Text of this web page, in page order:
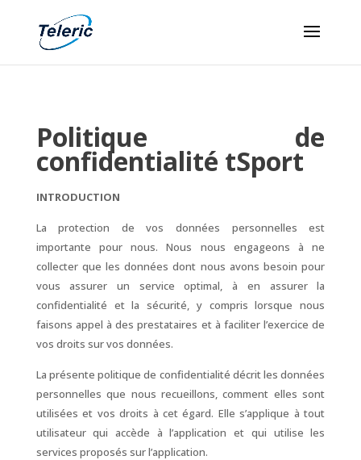
Politique de
confidentialité tSport
INTRODUCTION
La protection de vos données personnelles est
importante pour nous. Nous nous engageons à ne
collecter que les données dont nous avons besoin pour
vous assurer un service optimal, à en assurer la
confidentialité et la sécurité, y compris lorsque nous
faisons appel à des prestataires et à faciliter l’exercice de
vos droits sur vos données.
La présente politique de confidentialité décrit les données
personnelles que nous recueillons, comment elles sont
utilisées et vos droits à cet égard. Elle s’applique à tout
utilisateur qui accède à l’application et qui utilise les
services proposés sur l’application.